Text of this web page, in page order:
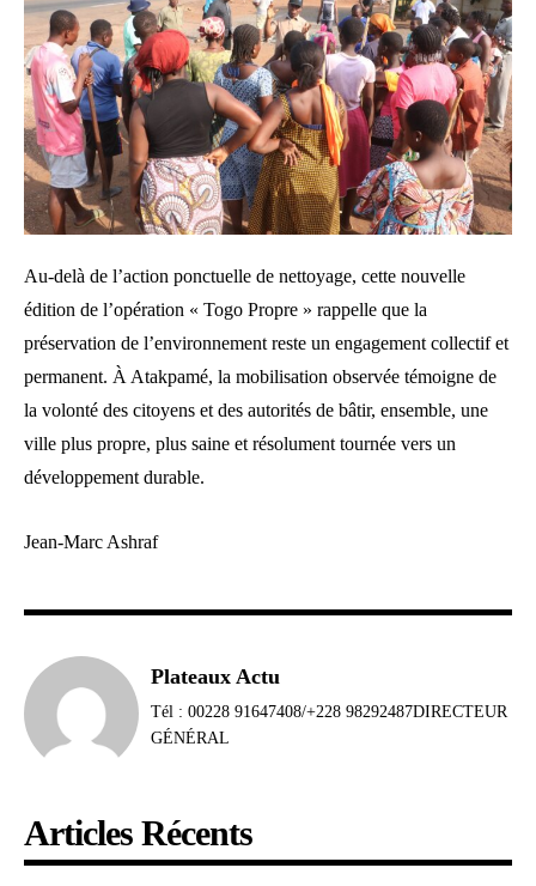
Au-delà de l’action ponctuelle de nettoyage, cette nouvelle
édition de l’opération « Togo Propre » rappelle que la
préservation de l’environnement reste un engagement collectif et
permanent. À Atakpamé, la mobilisation observée témoigne de
la volonté des citoyens et des autorités de bâtir, ensemble, une
ville plus propre, plus saine et résolument tournée vers un
développement durable.
Jean-Marc Ashraf
Plateaux Actu
Tél : 00228 91647408/+228 98292487DIRECTEUR
GÉNÉRAL
Articles Récents